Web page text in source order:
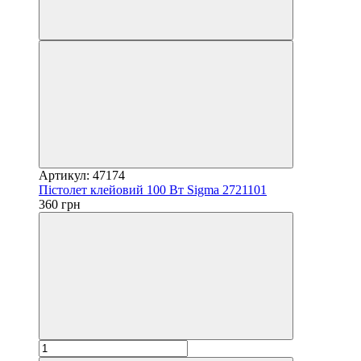
Артикул: 47174
Пістолет клейовий 100 Вт Sigma 2721101
360 грн